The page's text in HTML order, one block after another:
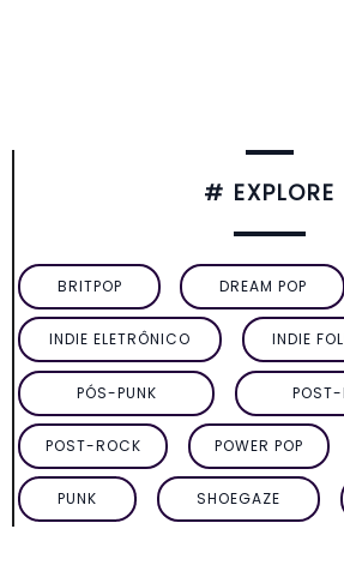
# EXPLORE
BRITPOP DREAM POP
INDIE ELETRÔNICO INDIE
PÓS-PUNK POST-
POST-ROCK POWER POP
PUNK SHOEGAZE